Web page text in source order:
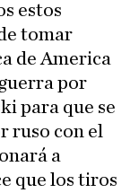
estos
tomar
de America
por
para que se
ruso con el
a
que los tiros